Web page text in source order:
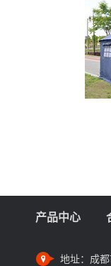
产品中心
地址： 成